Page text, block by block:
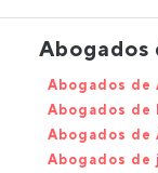
Abogados de
Abogados de
Abogados de
Abogados